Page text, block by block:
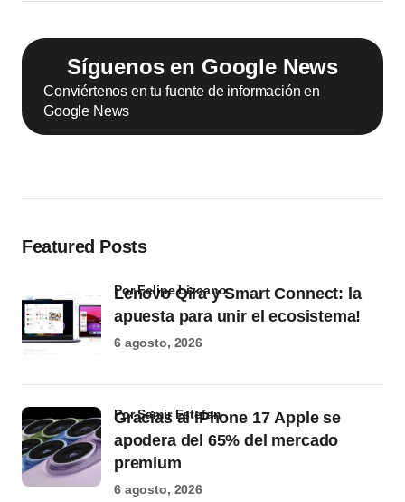
Síguenos en Google News
Conviértenos en tu fuente de información en
Google News
Featured Posts
Lenovo Qira y Smart Connect: la
apuesta para unir el ecosistema!
por Felipe Lizcano
6 agosto, 2026
Gracias al iPhone 17 Apple se
apodera del 65% del mercado
premium
por Samir Estefan
6 agosto, 2026